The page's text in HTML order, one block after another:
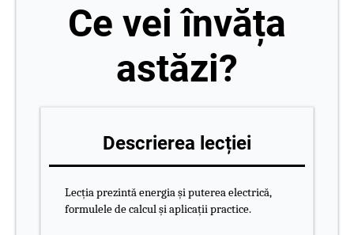
Ce vei învăța
astăzi?
Descrierea lecției
Lecția prezintă energia și puterea electrică,
formulele de calcul și aplicații practice.